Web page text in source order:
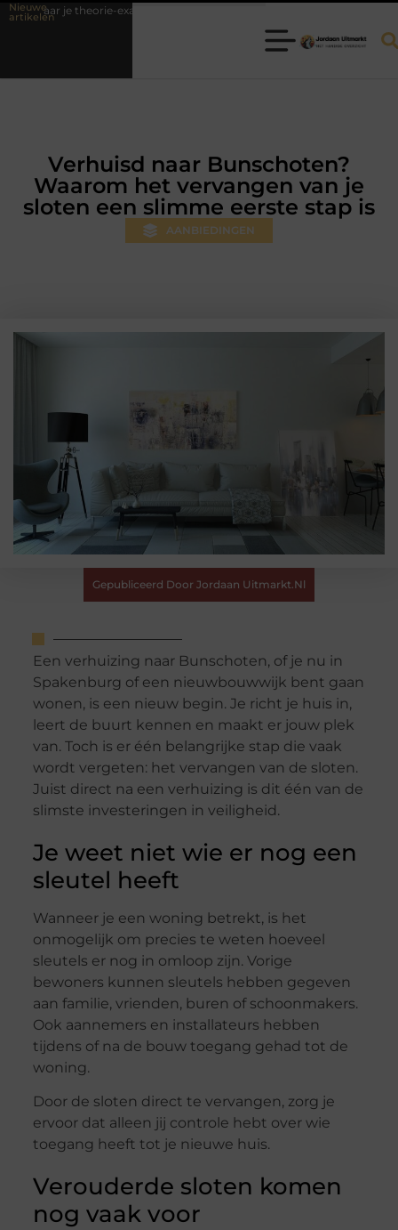
Nieuwe
artikelen
examen Fysiotherapie Hilversum: professionele hulp bij pijn en
Verhuisd naar Bunschoten?
Waarom het vervangen van je
sloten een slimme eerste stap is
AANBIEDINGEN
Gepubliceerd Door Jordaan Uitmarkt.nl
Een verhuizing naar Bunschoten, of je nu in
Spakenburg of een nieuwbouwwijk bent gaan
wonen, is een nieuw begin. Je richt je huis in,
leert de buurt kennen en maakt er jouw plek
van. Toch is er één belangrijke stap die vaak
wordt vergeten: het vervangen van de sloten.
Juist direct na een verhuizing is dit één van de
slimste investeringen in veiligheid.
Je weet niet wie er nog een
sleutel heeft
Wanneer je een woning betrekt, is het
onmogelijk om precies te weten hoeveel
sleutels er nog in omloop zijn. Vorige
bewoners kunnen sleutels hebben gegeven
aan familie, vrienden, buren of schoonmakers.
Ook aannemers en installateurs hebben
tijdens of na de bouw toegang gehad tot de
woning.
Door de sloten direct te vervangen, zorg je
ervoor dat alleen jij controle hebt over wie
toegang heeft tot je nieuwe huis.
Verouderde sloten komen
nog vaak voor